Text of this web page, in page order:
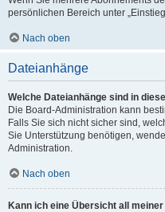
persönlichen Bereich unter
Nach oben
Dateianhänge
Welche Dateianhänge sind in
Die Board-Administration kann
Falls Sie sich nicht sicher sind,
Sie Unterstützung benötigen,
Administration.
Nach oben
Kann ich eine Übersicht all